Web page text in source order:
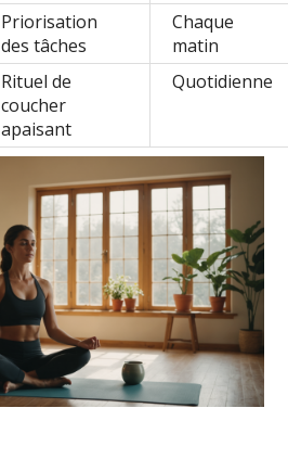
Priorisation
des tâches
Chaque
matin
Rituel de
coucher
apaisant
Quotidienne